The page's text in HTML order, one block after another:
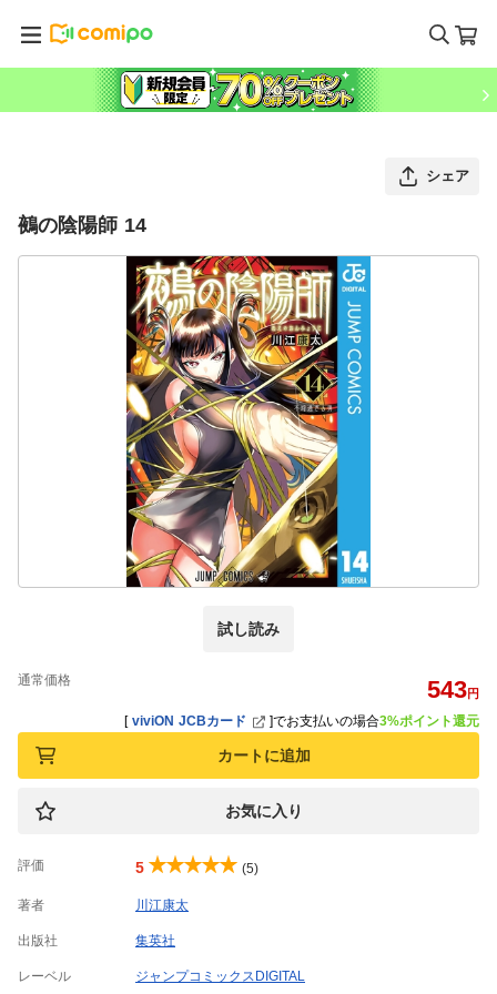
シェア
鵺の陰陽師 14
試し読み
通常価格 543円
[ viviON JCBカード ]でお支払いの場合3%ポイント還元
カートに追加
お気に入り
評価 5 (5)
著者 川江康太
出版社 集英社
レーベル ジャンプコミックスDIGITAL